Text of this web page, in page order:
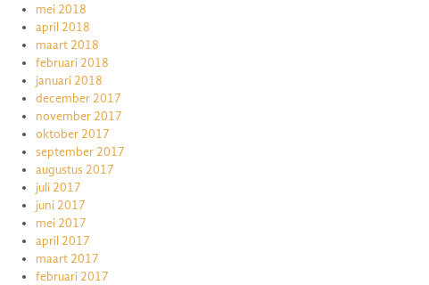
mei 2018
april 2018
maart 2018
februari 2018
januari 2018
december 2017
november 2017
oktober 2017
september 2017
augustus 2017
juli 2017
juni 2017
mei 2017
april 2017
maart 2017
februari 2017